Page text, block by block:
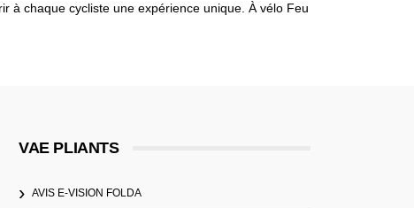
à chaque cycliste une expérience unique. À vélo Feu
VAE PLIANTS
AVIS E-VISION FOLDA